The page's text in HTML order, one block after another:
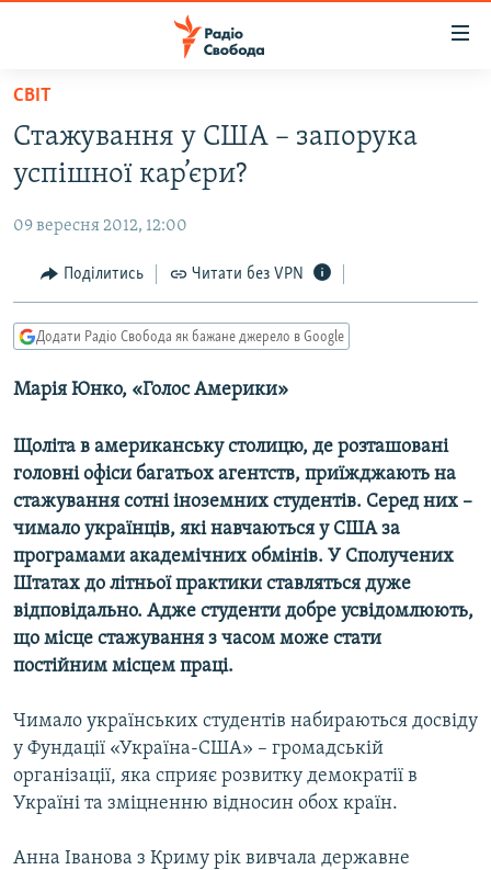
Перейти
основного
матеріалу
Перейти
до
навігації
Перейти
до
ВСЕ ЗА ДОБУ
ПОЛІТИКА
ЕКОНОМІКА
КУЛЬТУРА
СПОРТ
СВІТ
ВІЙНА
РОСІЙСЬКА «ФІЛЬТРАЦІЯ»
КРИМ.РЕАЛІЇ
ТИ ЯК?
СХЕМИ
КИТАЙ.ВИКЛИКИ
МУЛЬТИМЕДІА
ФОТО
СПЕЦПРОЄКТИ
ПОДКАСТИ
РУС
УКР
КТАТ
ДОЛУЧАЙСЯ!
СВІТ
Стажування у США – запорука
успішної кар’єри?
09 вересня 2012, 12:00
Поділитись Читати без VPN
Додати Радіо Свобода як бажане джерело в Google
Марія Юнко, «Голос Америки»
Щоліта в американську столицю, де розташовані
головні офіси багатьох агентств, приїжджають на
стажування сотні іноземних студентів. Серед них –
чимало українців, які навчаються у США за
програмами академічних обмінів. У Сполучених
Штатах до літньої практики ставляться дуже
відповідально. Адже студенти добре усвідомлюють,
що місце стажування з часом може стати
постійним місцем праці.
Чимало українських студентів набираються досвіду
у Фундації «Україна-США» – громадській
організації, яка сприяє розвитку демократії в
Україні та зміцненню відносин обох країн.
Анна Іванова з Криму рік вивчала державне